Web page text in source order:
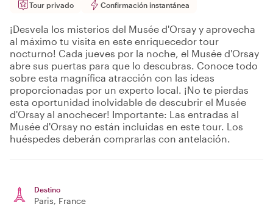
Tour privado Confirmación instantánea
¡Desvela los misterios del Musée d'Orsay y aprovecha
al máximo tu visita en este enriquecedor tour
nocturno! Cada jueves por la noche, el Musée d'Orsay
abre sus puertas para que lo descubras. Conoce todo
sobre esta magnífica atracción con las ideas
proporcionadas por un experto local. ¡No te pierdas
esta oportunidad inolvidable de descubrir el Musée
d'Orsay al anochecer! Importante: Las entradas al
Musée d'Orsay no están incluidas en este tour. Los
huéspedes deberán comprarlas con antelación.
Destino
Paris, France